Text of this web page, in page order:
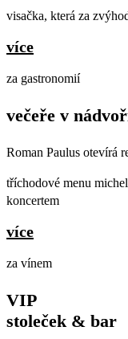
visačka, která za
více
za gastronomií
večeře v
Roman Paulus otevírá
tříchodové menu
koncertem
více
za vínem
VIP
stoleček & bar